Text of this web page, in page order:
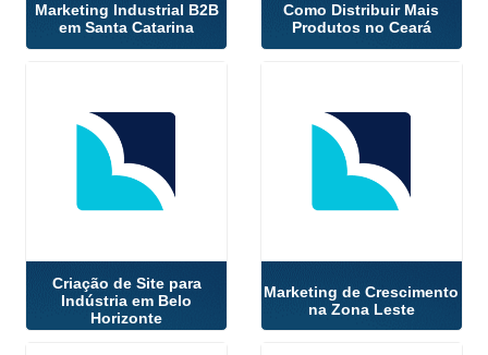
Marketing Industrial B2B
em Santa Catarina
Como Distribuir Mais
Produtos no Ceará
Criação de Site para
Indústria em Belo
Horizonte
Marketing de Crescimento
na Zona Leste